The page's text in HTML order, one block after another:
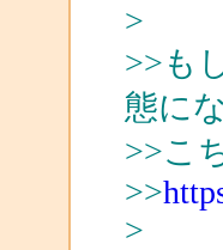
>
>>も
態に
>>こ
>>
>